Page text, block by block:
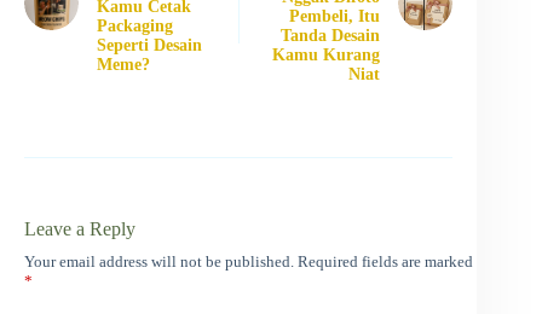
Kamu Cetak
Packaging
Seperti Desain
Meme?
Pembeli, Itu
Tanda Desain
Kamu Kurang
Niat
Leave a Reply
Your email address will not be published. Required fields are marked
*